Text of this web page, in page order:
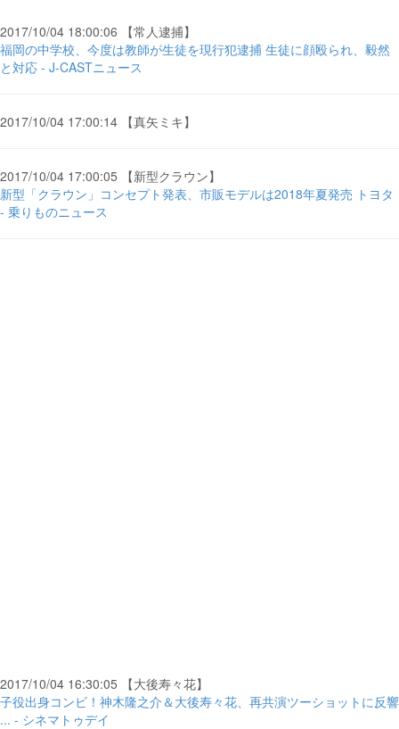
2017/10/04 18:00:06 【常人逮捕】
福岡の中学校、今度は教師が生徒を現行犯逮捕 生徒に顔殴られ、毅然
と対応 - J-CASTニュース
2017/10/04 17:00:14 【真矢ミキ】
2017/10/04 17:00:05 【新型クラウン】
新型「クラウン」コンセプト発表、市販モデルは2018年夏発売 トヨタ
- 乗りものニュース
2017/10/04 16:30:05 【大後寿々花】
子役出身コンビ！神木隆之介＆大後寿々花、再共演ツーショットに反響
... - シネマトゥデイ